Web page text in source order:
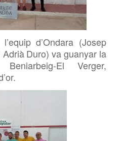
d’Ondara (Josep
Adrià Duro) va guanyar la
Beniarbeig-El Verger,